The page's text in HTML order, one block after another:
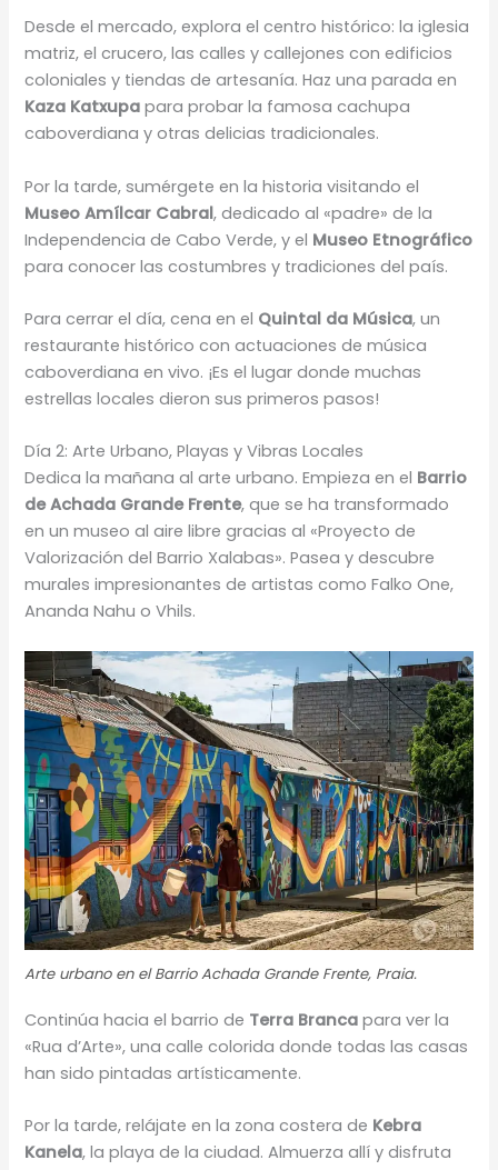
Desde el mercado, explora el centro histórico: la iglesia
matriz, el crucero, las calles y callejones con edificios
coloniales y tiendas de artesanía. Haz una parada en
Kaza Katxupa para probar la famosa cachupa
caboverdiana y otras delicias tradicionales.
Por la tarde, sumérgete en la historia visitando el
Museo Amílcar Cabral, dedicado al «padre» de la
Independencia de Cabo Verde, y el Museo Etnográfico
para conocer las costumbres y tradiciones del país.
Para cerrar el día, cena en el Quintal da Música, un
restaurante histórico con actuaciones de música
caboverdiana en vivo. ¡Es el lugar donde muchas
estrellas locales dieron sus primeros pasos!
Día 2: Arte Urbano, Playas y Vibras Locales
Dedica la mañana al arte urbano. Empieza en el Barrio
de Achada Grande Frente, que se ha transformado
en un museo al aire libre gracias al «Proyecto de
Valorización del Barrio Xalabas». Pasea y descubre
murales impresionantes de artistas como Falko One,
Ananda Nahu o Vhils.
Arte urbano en el Barrio Achada Grande Frente, Praia.
Continúa hacia el barrio de Terra Branca para ver la
«Rua d’Arte», una calle colorida donde todas las casas
han sido pintadas artísticamente.
Por la tarde, relájate en la zona costera de Kebra
Kanela, la playa de la ciudad. Almuerza allí y disfruta